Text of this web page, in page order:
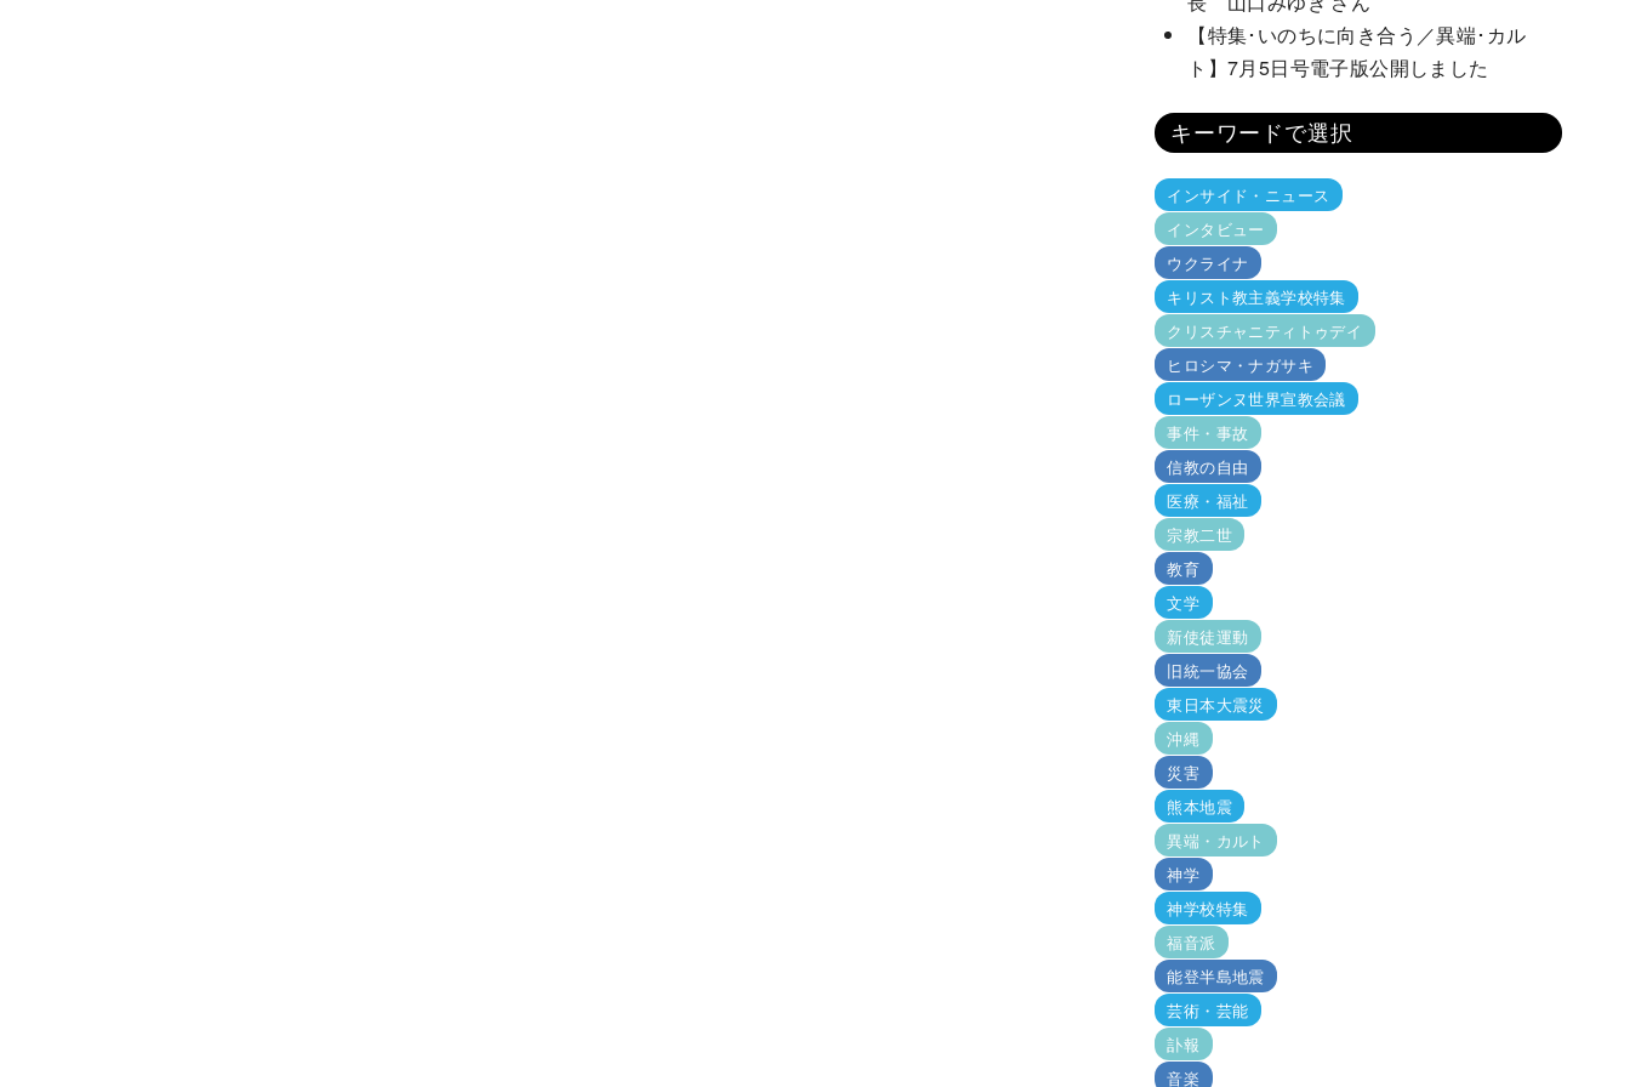
【特集･いのちに向き合う／異端･カル
ト】7月5日号電子版公開しました
キーワードで選択
インサイド・ニュース
インタビュー
ウクライナ
キリスト教主義学校特集
クリスチャニティトゥデイ
ヒロシマ・ナガサキ
ローザンヌ世界宣教会議
事件・事故
信教の自由
医療・福祉
宗教二世
教育
文学
新使徒運動
旧統一協会
東日本大震災
沖縄
災害
熊本地震
異端・カルト
神学
神学校特集
福音派
能登半島地震
芸術・芸能
訃報
音楽